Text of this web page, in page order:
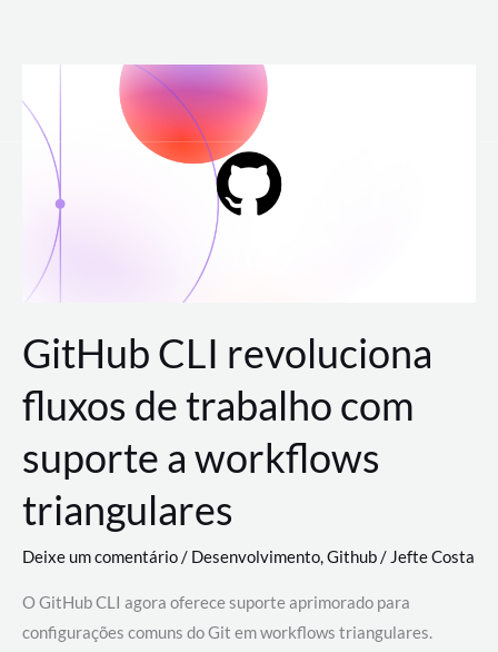
para
conteúdo
GitHub CLI revoluciona
fluxos de trabalho com
suporte a workflows
triangulares
Deixe um comentário/ Desenvolvimento,Github/ Jefte Costa
O GitHub CLI agora oferece suporte aprimorado para
configurações comuns do Git em workflows triangulares.